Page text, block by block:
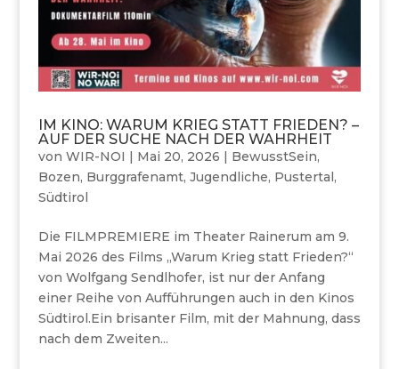
IM KINO: WARUM KRIEG STATT FRIEDEN? –
AUF DER SUCHE NACH DER WAHRHEIT
von WIR-NOI | Mai 20, 2026 | BewusstSein,
Bozen, Burggrafenamt, Jugendliche, Pustertal,
Südtirol
Die FILMPREMIERE im Theater Rainerum am 9.
Mai 2026 des Films „Warum Krieg statt Frieden?“
von Wolfgang Sendlhofer, ist nur der Anfang
einer Reihe von Aufführungen auch in den Kinos
Südtirol.Ein brisanter Film, mit der Mahnung, dass
nach dem Zweiten...